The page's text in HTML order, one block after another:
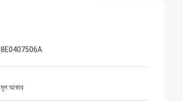
8E0407506A
মূল আকার